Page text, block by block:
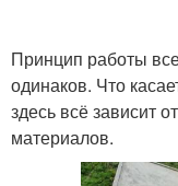
Принцип работы
одинаков. Что
здесь всё зависит
материалов.